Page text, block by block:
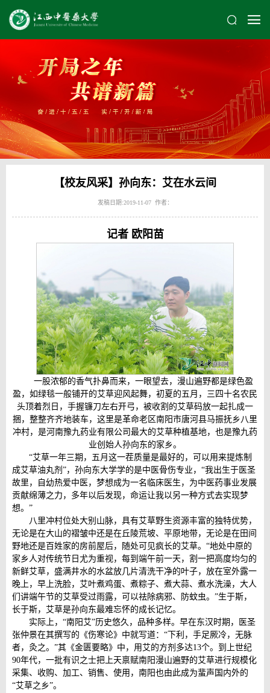
【校友风采】孙向东：艾在水云间
发稿日期:2019-11-07 作者：
记者 欧阳苗
一股浓郁的香气扑鼻而来，一眼望去，漫山遍野都是绿色盈
盈，如绿毯一般铺开的艾草迎风起舞，初夏的五月，三四十名农民
头顶着烈日，手握镰刀左右开弓，被收割的艾草码放一起扎成一
捆，整整齐齐地装车，这里是革命老区南阳市唐河县马振抚乡八里
冲村，是河南豫九药业有限公司最大的艾草种植基地，也是豫九药
业创始人孙向东的家乡。
“艾草一年三期，五月这一茬质量是最好的，可以用来提炼制
成艾草油丸剂”，孙向东大学学的是中医骨伤专业，“我出生于医圣
故里，自幼热爱中医，梦想成为一名临床医生，为中医药事业发展
贡献绵薄之力，多年以后发现，命运让我以另一种方式去实现梦
想。”
八里冲村位处大别山脉，具有艾草野生资源丰富的独特优势，
无论是在大山的褶皱中还是在丘陵荒坡、平原地带，无论是在田间
野地还是百姓家的房前屋后，随处可见疯长的艾草。“地处中原的
家乡人对传统节日尤为重视，每到端午前一天，割一把高度均匀的
新鲜艾草，盛满井水的水盆放几片清洗干净的叶子，放在室外露一
晚上，早上洗脸，艾叶煮鸡蛋、煮粽子、煮大蒜、煮水洗澡，大人
们讲端午节的艾草受过雨露，可以祛除病邪、防蚊虫。”生于斯，
长于斯，艾草是孙向东最难忘怀的成长记忆。
实际上，“南阳艾”历史悠久，品种多样。早在东汉时期，医圣
张仲景在其撰写的《伤寒论》中就写道：“下利，手足厥冷，无脉
者，灸之。”其《金匮要略》中，用艾的方剂多达13个。到上世纪
90年代，一批有识之士把上天禀赋南阳漫山遍野的艾草进行规模化
采集、收购、加工、销售、使用，南阳也由此成为蜚声国内外的
“艾草之乡”。